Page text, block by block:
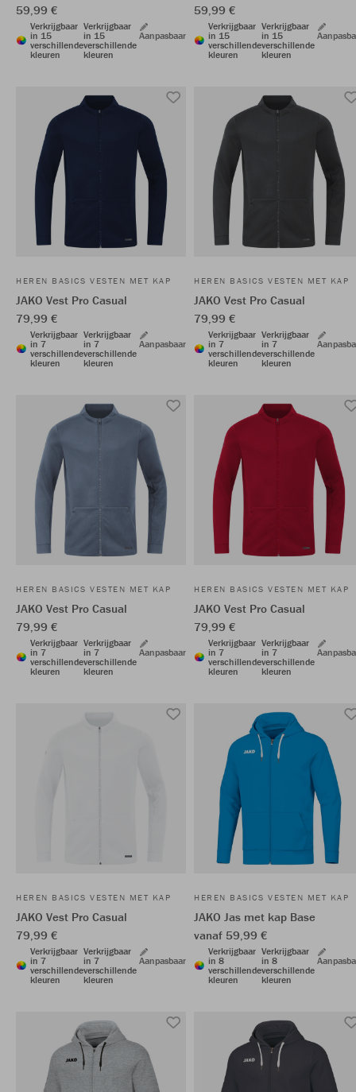
59,99 €
Verkrijgbaar
in 15
verschillende
kleuren
Verkrijgbaar
in 15
verschillende
kleuren
Aanpasbaar
59,99 €
Verkrijgbaar
in 15
verschillende
kleuren
Verkrijgbaar
in 15
verschillende
kleuren
HEREN BASICS VESTEN MET KAP
JAKO Vest Pro Casual
79,99 €
Verkrijgbaar
in 7
verschillende
kleuren
Verkrijgbaar
in 7
verschillende
kleuren
Aanpasbaar
HEREN BASICS VESTEN MET KAP
JAKO Vest Pro Casual
79,99 €
Verkrijgbaar
in 7
verschillende
kleuren
Verkrijgbaar
in 7
verschillende
kleuren
HEREN BASICS VESTEN MET KAP
JAKO Vest Pro Casual
79,99 €
Verkrijgbaar
in 7
verschillende
kleuren
Verkrijgbaar
in 7
verschillende
kleuren
Aanpasbaar
HEREN BASICS VESTEN MET KAP
JAKO Vest Pro Casual
79,99 €
Verkrijgbaar
in 7
verschillende
kleuren
Verkrijgbaar
in 7
verschillende
kleuren
HEREN BASICS VESTEN MET KAP
JAKO Vest Pro Casual
79,99 €
Verkrijgbaar
in 7
verschillende
kleuren
Verkrijgbaar
in 7
verschillende
kleuren
Aanpasbaar
HEREN BASICS VESTEN MET KAP
JAKO Jas met kap Base
vanaf 59,99 €
Verkrijgbaar
in 8
verschillende
kleuren
Verkrijgbaar
in 8
verschillende
kleuren